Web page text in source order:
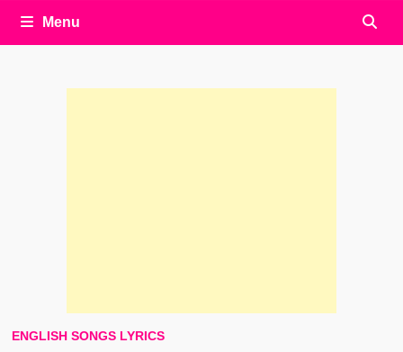
Menu
ENGLISH SONGS LYRICS